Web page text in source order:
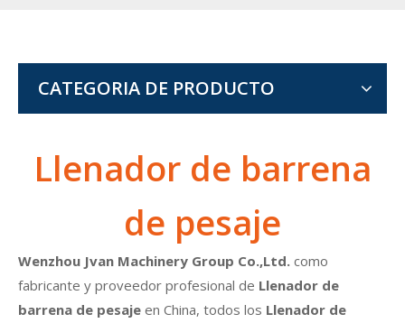
CATEGORIA DE PRODUCTO
Llenador de barrena
de pesaje
Wenzhou Jvan Machinery Group Co.,Ltd. como
fabricante y proveedor profesional de Llenador de
barrena de pesaje en China, todos los Llenador de